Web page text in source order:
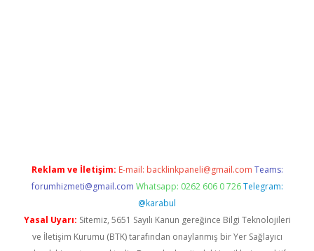
Reklam ve İletişim: E-mail: backlinkpaneli@gmail.com Teams:
forumhizmeti@gmail.com Whatsapp: 0262 606 0 726 Telegram:
@karabul
Yasal Uyarı: Sitemiz, 5651 Sayılı Kanun gereğince Bilgi Teknolojileri
ve İletişim Kurumu (BTK) tarafından onaylanmış bir Yer Sağlayıcı